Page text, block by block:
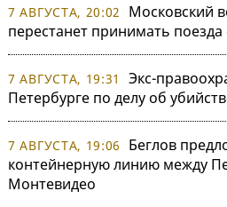
7 АВГУСТА, 20:02
Московский
перестанет принимать поезда
7 АВГУСТА, 19:31
Экс-
Петербурге по делу об
7 АВГУСТА, 19:06
Беглов
контейнерную линию между
Монтевидео